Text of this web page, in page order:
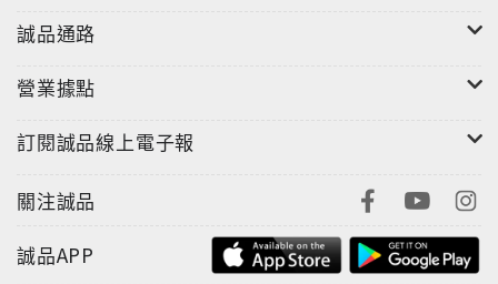
誠品通路
營業據點
訂閱誠品線上電子報
關注誠品
誠品APP